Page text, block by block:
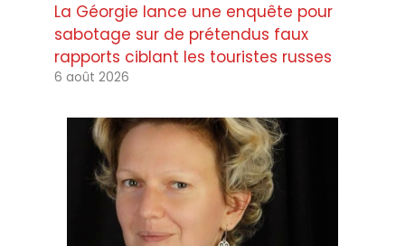
La Géorgie lance une enquête pour
sabotage sur de prétendus faux
rapports ciblant les touristes russes
6 août 2026